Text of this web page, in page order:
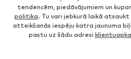
tendencēm, piedāvājumiem un
politika. Tu vari jebkurā laikā
atteikšanās iespēju katra jaunuma
pastu uz šādu adresi